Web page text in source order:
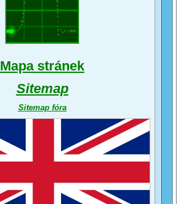
Mapa stránek
Sitemap
Sitemap fóra